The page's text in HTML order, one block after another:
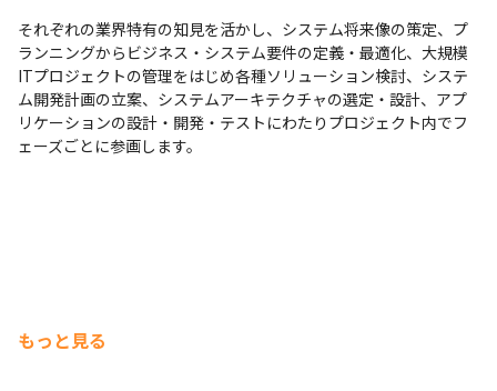
それぞれの業界特有の知見を活かし、システム将来像の策定、プ
ランニングからビジネス・システム要件の定義・最適化、大規模
ITプロジェクトの管理をはじめ各種ソリューション検討、システ
ム開発計画の立案、システムアーキテクチャの選定・設計、アプ
リケーションの設計・開発・テストにわたりプロジェクト内でフ
ェーズごとに参画します。
もっと見る